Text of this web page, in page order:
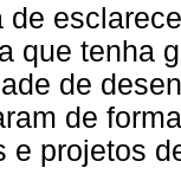
de
que tenha
de
de
e projetos